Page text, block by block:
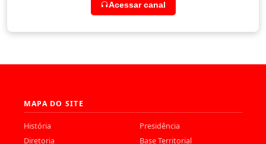
Acessar canal
MAPA DO SITE
História
Presidência
Diretoria
Base Territorial